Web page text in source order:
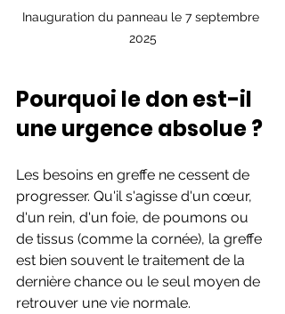
Inauguration du panneau le 7 septembre
2025
Pourquoi le don est-il
une urgence absolue ?
Les besoins en greffe ne cessent de
progresser. Qu'il s'agisse d'un cœur,
d'un rein, d'un foie, de poumons ou
de tissus (comme la cornée), la greffe
est bien souvent le traitement de la
dernière chance ou le seul moyen de
retrouver une vie normale.